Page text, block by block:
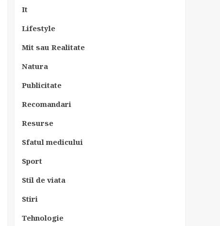
It
Lifestyle
Mit sau Realitate
Natura
Publicitate
Recomandari
Resurse
Sfatul medicului
Sport
Stil de viata
Stiri
Tehnologie